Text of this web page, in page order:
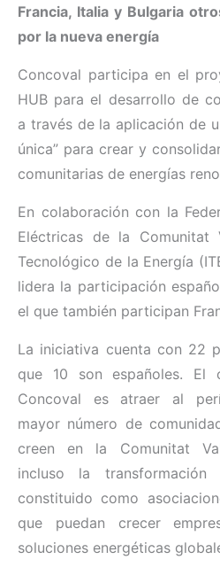
Francia, Italia y Bulgaria
por la nueva energía
Concoval participa en el
HUB para el desarrollo de
a través de la aplicación de
única” para crear y
comunitarias de energías
En colaboración con la
Eléctricas de la Comunitat
Tecnológico de la Energía
lidera la participación
el que también participan
La iniciativa cuenta con 22
que 10 son españoles.
Concoval es atraer al
mayor número de
creen en la Comunitat
incluso la
constituido como
que puedan crecer
soluciones energéticas